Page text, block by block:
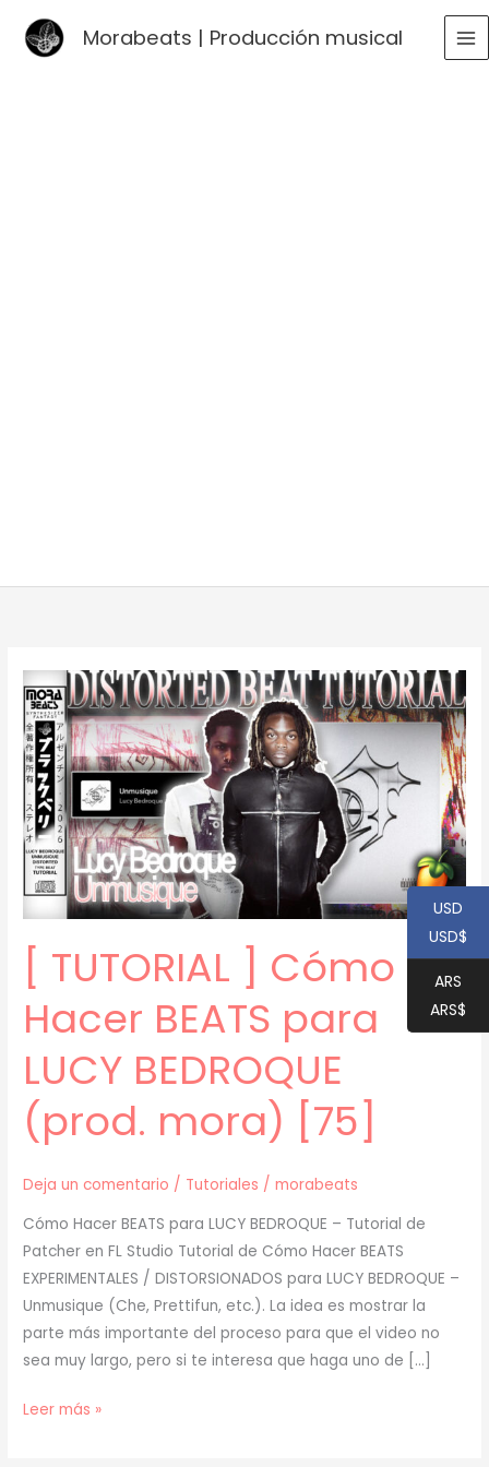
Morabeats | Producción musical
[ TUTORIAL ] Cómo
Hacer BEATS para
LUCY BEDROQUE
(prod. mora) [75]
Deja un comentario / Tutoriales /morabeats
Cómo Hacer BEATS para LUCY BEDROQUE – Tutorial de
Patcher en FL Studio Tutorial de Cómo Hacer BEATS
EXPERIMENTALES / DISTORSIONADOS para LUCY BEDROQUE –
Unmusique (Che, Prettifun, etc.). La idea es mostrar la
parte más importante del proceso para que el video no
sea muy largo, pero si te interesa que haga uno de […]
[
Leer más »
USD
USD$
ARS
ARS$